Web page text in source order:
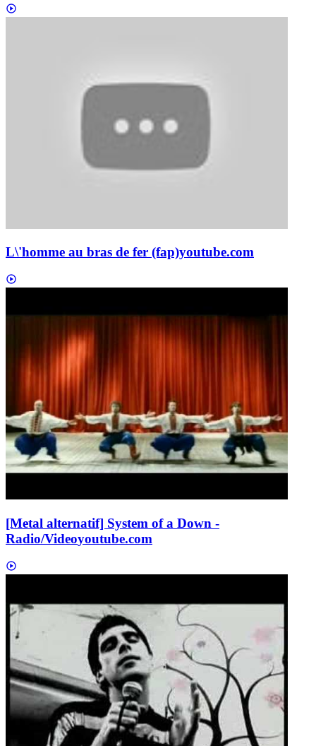
L\'homme au bras de fer (fap)youtube.com
[Metal alternatif] System of a Down -
Radio/Videoyoutube.com